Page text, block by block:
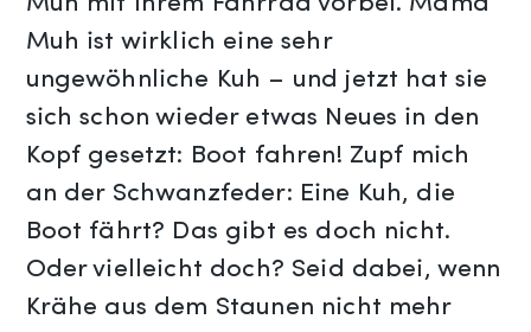
Muh ist wirklich eine sehr
ungewöhnliche Kuh – und jetzt hat sie
sich schon wieder etwas Neues in den
Kopf gesetzt: Boot fahren! Zupf mich
an der Schwanzfeder: Eine Kuh, die
Boot fährt? Das gibt es doch nicht.
Oder vielleicht doch? Seid dabei, wenn
Krähe aus dem Staunen nicht mehr